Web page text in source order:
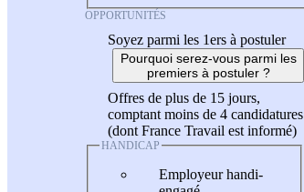
OPPORTUNITÉS
Soyez parmi les 1ers à postuler
Pourquoi serez-vous parmi les
premiers à postuler ?
Offres de plus de 15 jours,
comptant moins de 4 candidatures
(dont France Travail est informé)
HANDICAP
Employeur handi-